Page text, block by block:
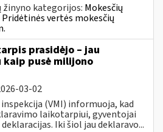
žinyno kategorijos: Mokesčių
vertės mokesčių
prasidėjo – jau
pusė milijono
03-02
inspekcija (VMI) informuoja, kad
laikotarpiui, gyventojai
Iki šiol jau deklaravo...